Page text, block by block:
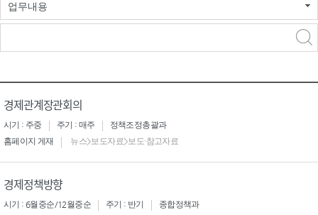
업무내용
경제관계장관회의
시기 : 주중 주기 : 매주
정책조정총괄과
홈페이지 게재
뉴스>보도자료>보도·참고자료
경제정책방향
시기 : 6월중순/12월중순 주기 : 반기
종합정책과